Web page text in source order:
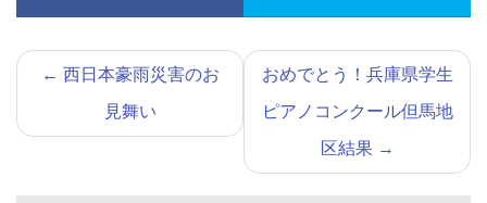
← 西日本豪雨災害のお
見舞い
おめでとう！兵庫県学生
ピアノコンクール但馬地
区結果 →